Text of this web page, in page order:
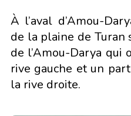
À l’aval d’Amou-
de la plaine de Turan
de l’Amou-Darya qui
rive gauche et un
la rive droite.